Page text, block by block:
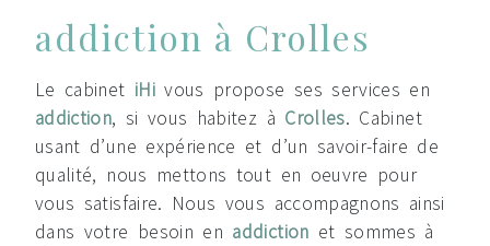
addiction à Crolles
Le cabinet iHivous propose ses services en
addiction, si vous habitez à Crolles. Cabinet
usant d’une expérience et d’un savoir-faire de
qualité, nous mettons tout en oeuvre pour
vous satisfaire. Nous vous accompagnons ainsi
dans votre besoin en addiction et sommes à